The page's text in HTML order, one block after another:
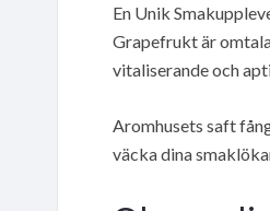
En Unik
Grapefrukt är
vitaliserande och
Aromhusets saft
väcka dina